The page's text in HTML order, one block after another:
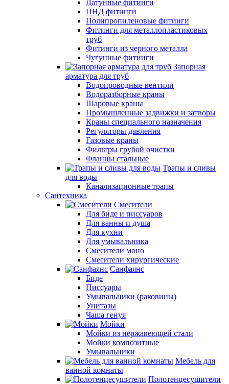
Латунные фитинги
ПНД фитинги
Полипропиленовые фитинги
Фитинги для металлопластиковых
труб
Фитинги из черного металла
Чугунные фитинги
Запорная
арматура для труб
Водопроводные вентили
Водоразборные краны
Шаровые краны
Промышленные задвижки и затворы
Краны специального назначения
Регуляторы давления
Газовые краны
Фильтры грубой очистки
Фланцы стальные
Трапы и сливы
для воды
Канализационные трапы
Сантехника
Смесители
Для биде и писсуаров
Для ванны и душа
Для кухни
Для умывальника
Смесители моно
Смесители хирургические
Санфаянс
Биде
Писсуары
Умывальники (раковины)
Унитазы
Чаша генуя
Мойки
Мойки из нержавеющей стали
Мойки композитные
Умывальники
Мебель для
ванной комнаты
Полотенцесушители